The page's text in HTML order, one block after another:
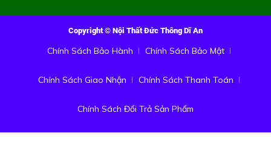
Copyright © Nội Thất Đức Thông Dĩ An
Chính Sách Bảo Hành Chính Sách Bảo Mật
Chính Sách Giao Nhận Chính Sách Thanh Toán
Chính Sách Đổi Trả Sản Phẩm